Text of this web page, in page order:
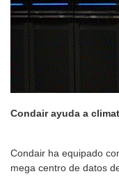
Condair ayuda a
Condair ha equipado
mega centro de datos